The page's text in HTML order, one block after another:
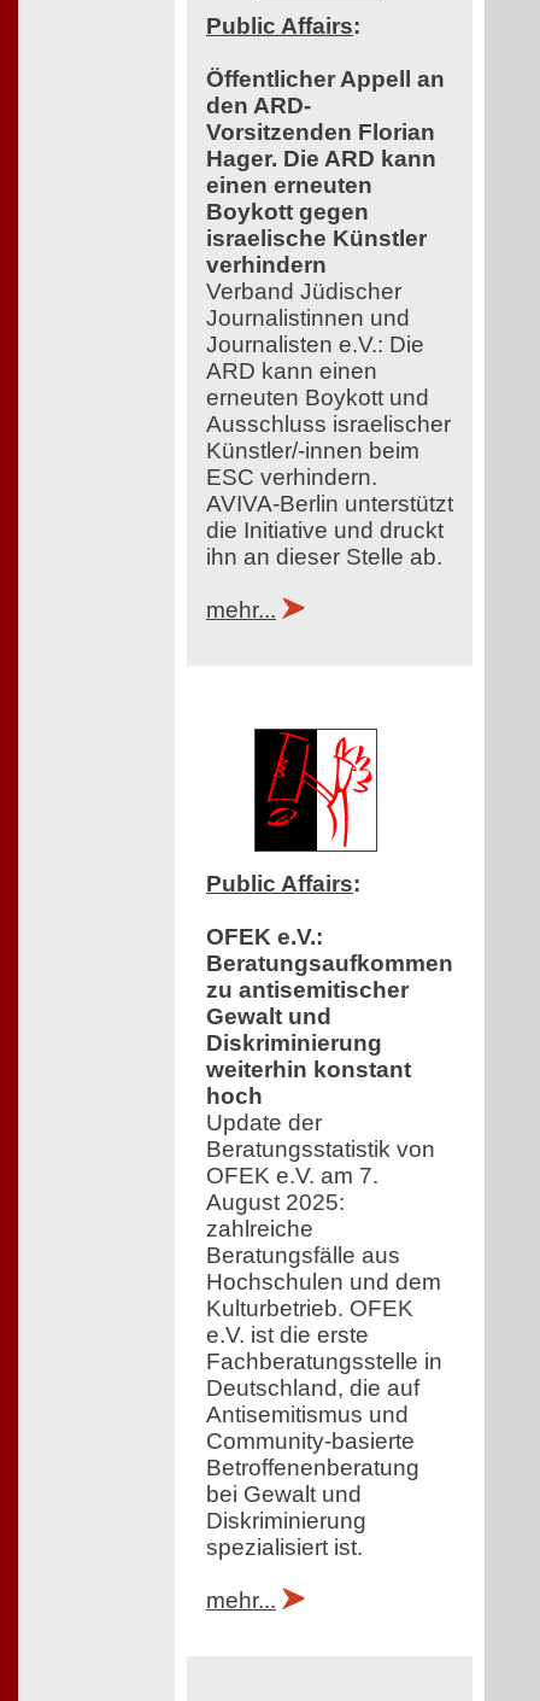
Public Affairs:
Öffentlicher Appell an
den ARD-
Vorsitzenden Florian
Hager. Die ARD kann
einen erneuten
Boykott gegen
israelische Künstler
verhindern
Verband Jüdischer
Journalistinnen und
Journalisten e.V.: Die
ARD kann einen
erneuten Boykott und
Ausschluss israelischer
Künstler/-innen beim
ESC verhindern.
AVIVA-Berlin unterstützt
die Initiative und druckt
ihn an dieser Stelle ab.
mehr...
Public Affairs:
OFEK e.V.:
Beratungsaufkommen
zu antisemitischer
Gewalt und
Diskriminierung
weiterhin konstant
hoch
Update der
Beratungsstatistik von
OFEK e.V. am 7.
August 2025:
zahlreiche
Beratungsfälle aus
Hochschulen und dem
Kulturbetrieb. OFEK
e.V. ist die erste
Fachberatungsstelle in
Deutschland, die auf
Antisemitismus und
Community-basierte
Betroffenenberatung
bei Gewalt und
Diskriminierung
spezialisiert ist.
mehr...